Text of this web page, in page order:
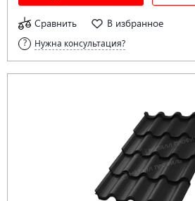
Сравнить В избранное
Нужна консультация?